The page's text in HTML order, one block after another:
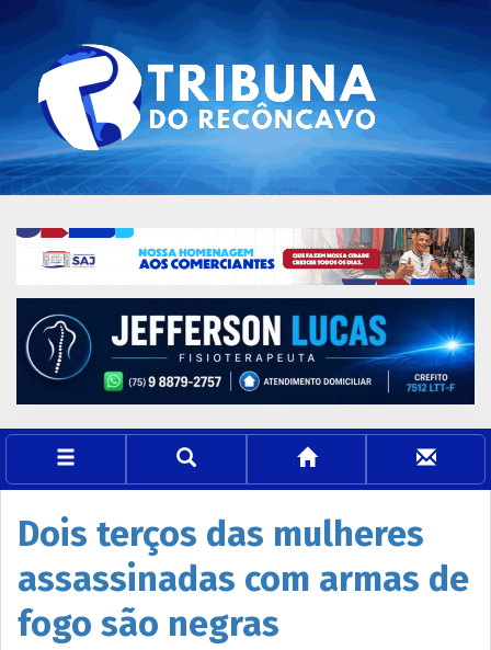
Dois terços das mulheres
assassinadas com armas de
fogo são negras